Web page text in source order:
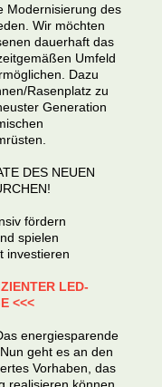
Modernisierung des
Wir möchten
dauerhaft das
Umfeld
Dazu
Rasenplatz zu
Generation
DES NEUEN
fördern
spielen
investieren
LED-
<<<
energiesparende
geht es an den
Vorhaben, das
realisieren können.